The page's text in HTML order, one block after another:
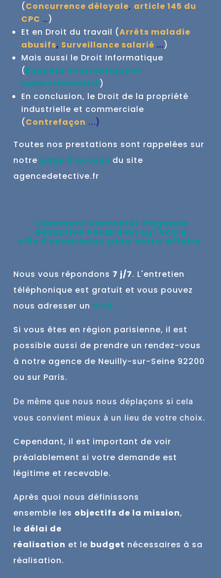
(Concurrence déloyale, article 145 du
CPC …)
Et en Droit du travail (Arrêts maladie
abusifs, Surveillance salarié ...)
Mais aussi le Droit Informatique
(Enquête informatique et
cybercriminalité)
En conclusion, le Droit de la propriété
industrielle et commerciale
(Contrefaçon ...)
Toutes nos prestations sont rappelées sur
notre page d’accueil du site
agencedetective.fr
Comment contacter l’agence
Détective Fondrillon sur votre
ville Concarneau pour votre affaire
Nous vous répondons 7 j/7. L'entretien
téléphonique est gratuit et vous pouvez
nous adresser un mail.
Si vous êtes en région parisienne, il est
possible aussi de prendre un rendez-vous
à notre agence de Neuilly-sur-Seine 92200
ou sur Paris.
De même que nous nous déplaçons si cela
vous convient mieux à un lieu de votre choix.
Cependant, il est important de voir
préalablement si votre demande est
légitime et recevable.
Après quoi nous définissons
ensemble les objectifs de la mission,
le délai de
réalisation et le budget nécessaires à sa
réalisation.